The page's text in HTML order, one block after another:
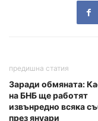
предишна статия
Заради обмяната:
на БНБ ще работят
извънредно всяка
през януари